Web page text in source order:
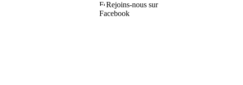
Rejoins-nous sur
Facebook